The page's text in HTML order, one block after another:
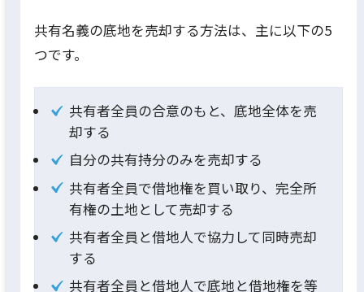
共有名義の底地を売却する方法は、主に以下の5
つです。
共有者全員の合意のもと、底地全体を売
却する
自分の共有持分のみを売却する
共有者全員で借地権を買い取り、完全所
有権の土地として売却する
共有者全員と借地人で協力して同時売却
する
共有者全員と借地人で底地と借地権を等